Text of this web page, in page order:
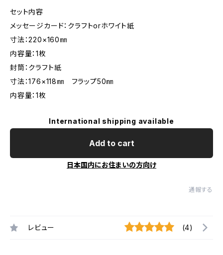
セット内容
メッセージカード：クラフトorホワイト紙
寸法：220×160㎜
内容量：1枚
封筒：クラフト紙
寸法：176×118㎜ フラップ50㎜
内容量：1枚
International shipping available
Add to cart
日本国内にお住まいの方向け
通報する
レビュー (4)